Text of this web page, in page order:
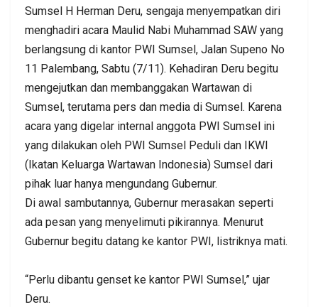
Sumsel H Herman Deru, sengaja menyempatkan diri
menghadiri acara Maulid Nabi Muhammad SAW yang
berlangsung di kantor PWI Sumsel, Jalan Supeno No
11 Palembang, Sabtu (7/11). Kehadiran Deru begitu
mengejutkan dan membanggakan Wartawan di
Sumsel, terutama pers dan media di Sumsel. Karena
acara yang digelar internal anggota PWI Sumsel ini
yang dilakukan oleh PWI Sumsel Peduli dan IKWI
(Ikatan Keluarga Wartawan Indonesia) Sumsel dari
pihak luar hanya mengundang Gubernur.
Di awal sambutannya, Gubernur merasakan seperti
ada pesan yang menyelimuti pikirannya. Menurut
Gubernur begitu datang ke kantor PWI, listriknya mati.
“Perlu dibantu genset ke kantor PWI Sumsel,” ujar
Deru.